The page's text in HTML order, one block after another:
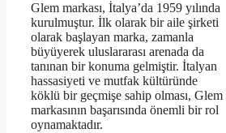
Glem markası, İtalya’da 1959 yılında
kurulmuştur. İlk olarak bir aile şirketi
olarak başlayan marka, zamanla
büyüyerek uluslararası arenada da
tanınan bir konuma gelmiştir. İtalyan
hassasiyeti ve mutfak kültüründe
köklü bir geçmişe sahip olması, Glem
markasının başarısında önemli bir rol
oynamaktadır.